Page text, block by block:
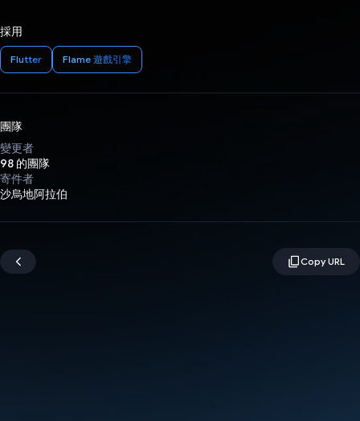
採用
Flutter Flame 遊戲引擎
團隊
變更者
98 的團隊
寄件者
沙烏地阿拉伯